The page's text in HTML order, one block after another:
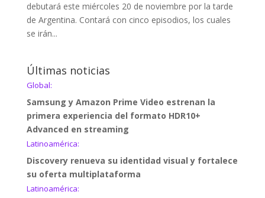
debutará este miércoles 20 de noviembre por la tarde
de Argentina. Contará con cinco episodios, los cuales
se irán...
Últimas noticias
Global:
Samsung y Amazon Prime Video estrenan la
primera experiencia del formato HDR10+
Advanced en streaming
Latinoamérica:
Discovery renueva su identidad visual y fortalece
su oferta multiplataforma
Latinoamérica: